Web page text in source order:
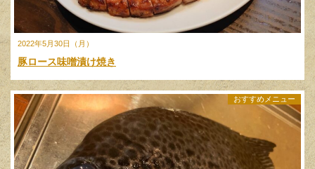
2022年5月30日（月）
豚ロース味噌漬け焼き
おすすめメニュー